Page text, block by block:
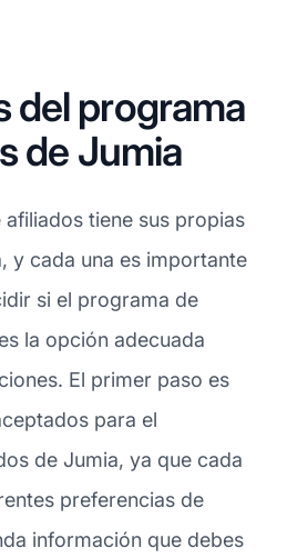
del programa
de Jumia
tiene sus propias
y cada una es importante
si el programa de
la opción adecuada
El primer paso es
para el
de Jumia, ya que cada
preferencias de
información que debes